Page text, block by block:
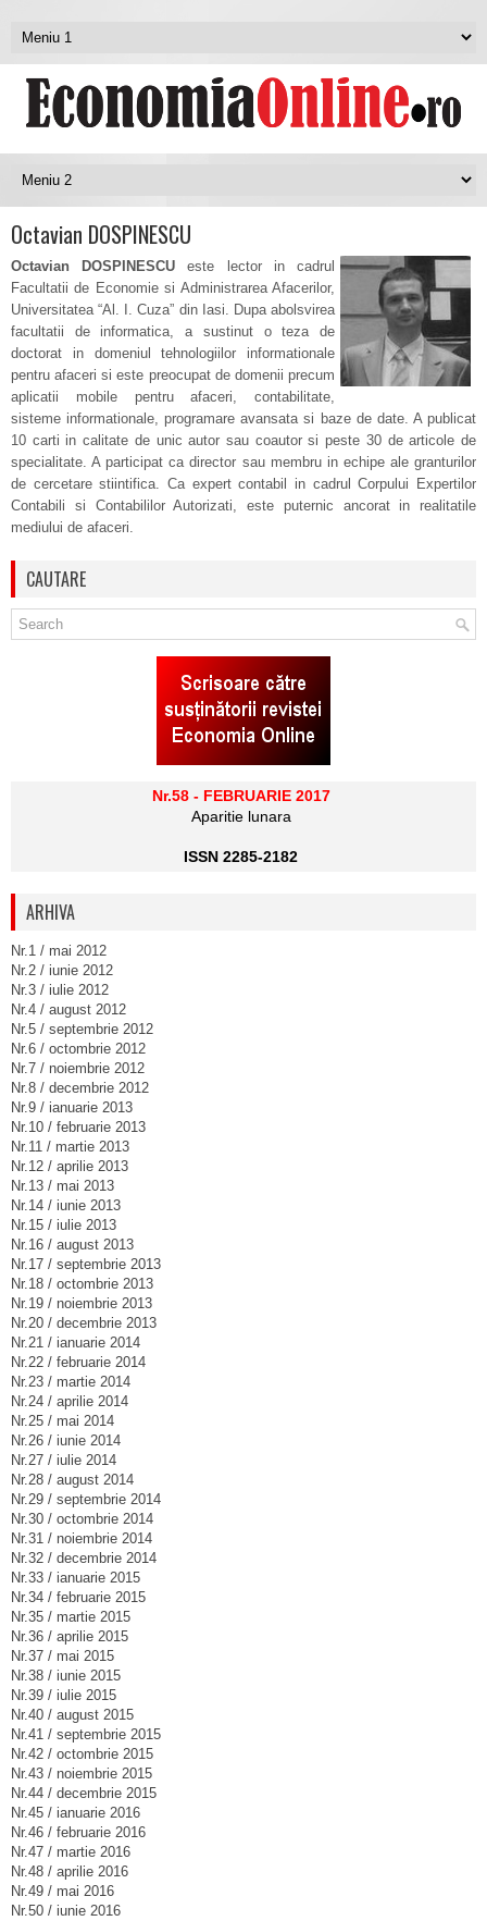
Octavian DOSPINESCU
Octavian DOSPINESCU este lector in cadrul
Facultatii de Economie si Administrarea Afacerilor,
Universitatea “Al. I. Cuza” din Iasi. Dupa abolsvirea
facultatii de informatica, a sustinut o teza de
doctorat in domeniul tehnologiilor informationale
pentru afaceri si este preocupat de domenii precum
aplicatii mobile pentru afaceri, contabilitate,
sisteme informationale, programare avansata si baze de date. A publicat
10 carti in calitate de unic autor sau coautor si peste 30 de articole de
specialitate. A participat ca director sau membru in echipe ale granturilor
de cercetare stiintifica. Ca expert contabil in cadrul Corpului Expertilor
Contabili si Contabililor Autorizati, este puternic ancorat in realitatile
mediului de afaceri.
CAUTARE
Nr.58 - FEBRUARIE 2017
Aparitie lunara
ISSN 2285-2182
ARHIVA
Nr.1 / mai 2012
Nr.2 / iunie 2012
Nr.3 / iulie 2012
Nr.4 / august 2012
Nr.5 / septembrie 2012
Nr.6 / octombrie 2012
Nr.7 / noiembrie 2012
Nr.8 / decembrie 2012
Nr.9 / ianuarie 2013
Nr.10 / februarie 2013
Nr.11 / martie 2013
Nr.12 / aprilie 2013
Nr.13 / mai 2013
Nr.14 / iunie 2013
Nr.15 / iulie 2013
Nr.16 / august 2013
Nr.17 / septembrie 2013
Nr.18 / octombrie 2013
Nr.19 / noiembrie 2013
Nr.20 / decembrie 2013
Nr.21 / ianuarie 2014
Nr.22 / februarie 2014
Nr.23 / martie 2014
Nr.24 / aprilie 2014
Nr.25 / mai 2014
Nr.26 / iunie 2014
Nr.27 / iulie 2014
Nr.28 / august 2014
Nr.29 / septembrie 2014
Nr.30 / octombrie 2014
Nr.31 / noiembrie 2014
Nr.32 / decembrie 2014
Nr.33 / ianuarie 2015
Nr.34 / februarie 2015
Nr.35 / martie 2015
Nr.36 / aprilie 2015
Nr.37 / mai 2015
Nr.38 / iunie 2015
Nr.39 / iulie 2015
Nr.40 / august 2015
Nr.41 / septembrie 2015
Nr.42 / octombrie 2015
Nr.43 / noiembrie 2015
Nr.44 / decembrie 2015
Nr.45 / ianuarie 2016
Nr.46 / februarie 2016
Nr.47 / martie 2016
Nr.48 / aprilie 2016
Nr.49 / mai 2016
Nr.50 / iunie 2016